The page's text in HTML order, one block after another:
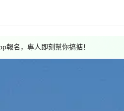
報名，專人即刻幫你搞掂！